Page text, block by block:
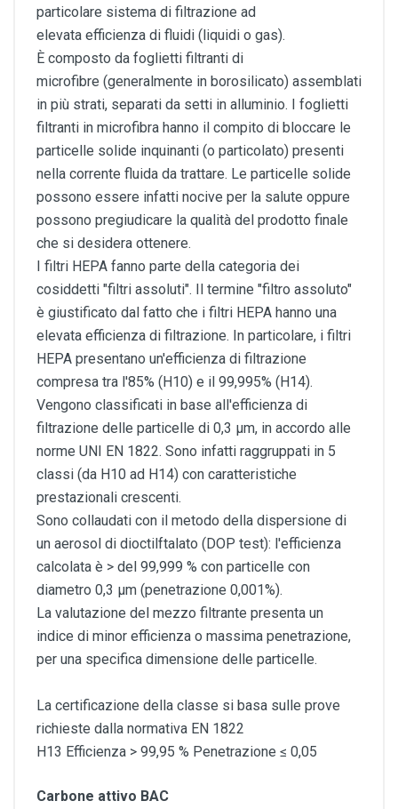
particolare sistema di filtrazione ad
elevata efficienza di fluidi (liquidi o gas).
È composto da foglietti filtranti di
microfibre (generalmente in borosilicato) assemblati
in più strati, separati da setti in alluminio. I foglietti
filtranti in microfibra hanno il compito di bloccare le
particelle solide inquinanti (o particolato) presenti
nella corrente fluida da trattare. Le particelle solide
possono essere infatti nocive per la salute oppure
possono pregiudicare la qualità del prodotto finale
che si desidera ottenere.
I filtri HEPA fanno parte della categoria dei
cosiddetti "filtri assoluti". Il termine "filtro assoluto"
è giustificato dal fatto che i filtri HEPA hanno una
elevata efficienza di filtrazione. In particolare, i filtri
HEPA presentano un'efficienza di filtrazione
compresa tra l'85% (H10) e il 99,995% (H14).
Vengono classificati in base all'efficienza di
filtrazione delle particelle di 0,3 µm, in accordo alle
norme UNI EN 1822. Sono infatti raggruppati in 5
classi (da H10 ad H14) con caratteristiche
prestazionali crescenti.
Sono collaudati con il metodo della dispersione di
un aerosol di dioctilftalato (DOP test): l'efficienza
calcolata è > del 99,999 % con particelle con
diametro 0,3 µm (penetrazione 0,001%).
La valutazione del mezzo filtrante presenta un
indice di minor efficienza o massima penetrazione,
per una specifica dimensione delle particelle.
La certificazione della classe si basa sulle prove
richieste dalla normativa EN 1822
H13 Efficienza > 99,95 % Penetrazione ≤ 0,05
Carbone attivo BAC